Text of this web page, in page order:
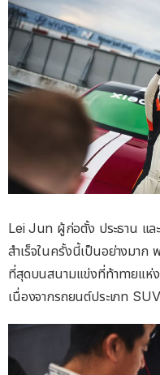
Lei Jun ผู้ก่อตั้ง ประธาน แล
สำเร็จในครั้งนี้เป็นอย่างมาก
ที่สุดบนสนามแข่งที่ท้าทายแห่
เนื่องจากรถยนต์ประเภท